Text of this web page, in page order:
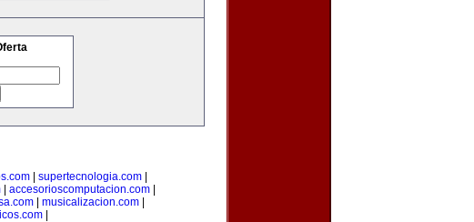
| supertecnologia.com|
accesorioscomputacion.com
musicalizacion.com
|